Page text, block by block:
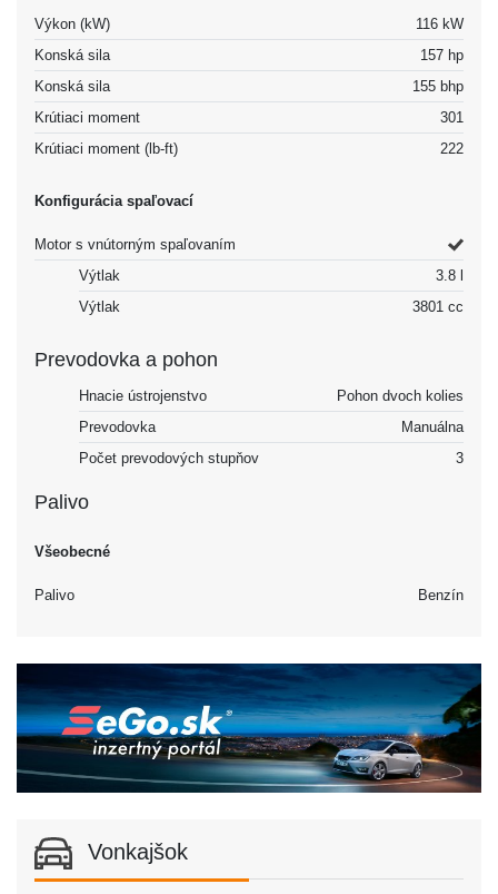
Výkon (kW)
116 kW
Konská sila
157 hp
Konská sila
155 bhp
Krútiaci moment
301
Krútiaci moment (lb-ft)
222
Konfigurácia spaľovací
Motor s vnútorným spaľovaním
Výtlak
3.8 l
Výtlak
3801 cc
Prevodovka a pohon
Hnacie ústrojenstvo
Pohon dvoch kolies
Prevodovka
Manuálna
Počet prevodových stupňov
3
Palivo
Všeobecné
Palivo Benzín
Vonkajšok